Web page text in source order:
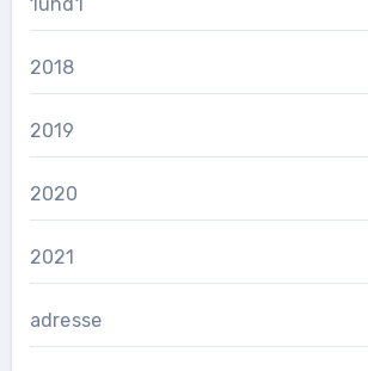
1und1
2018
2019
2020
2021
adresse